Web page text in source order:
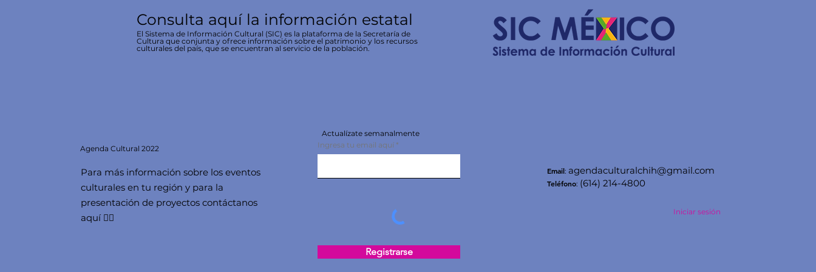
Consulta aquí la información estatal
El Sistema de Información Cultural (SIC) es la plataforma de la Secretaría de
Cultura que conjunta y ofrece información sobre el patrimonio y los recursos
culturales del país, que se encuentran al servicio de la población.
AgendaCultural 2022
Para más información sobre los eventos
culturales en tu región y para la
presentación de proyectos contáctanos
aquí 👇🏻
Actualízate semanalmente
Ingresa tu email aquí
Registrarse
Iniciar sesión
Email: agendaculturalchih@gmail.com
Teléfono: (614) 214-4800